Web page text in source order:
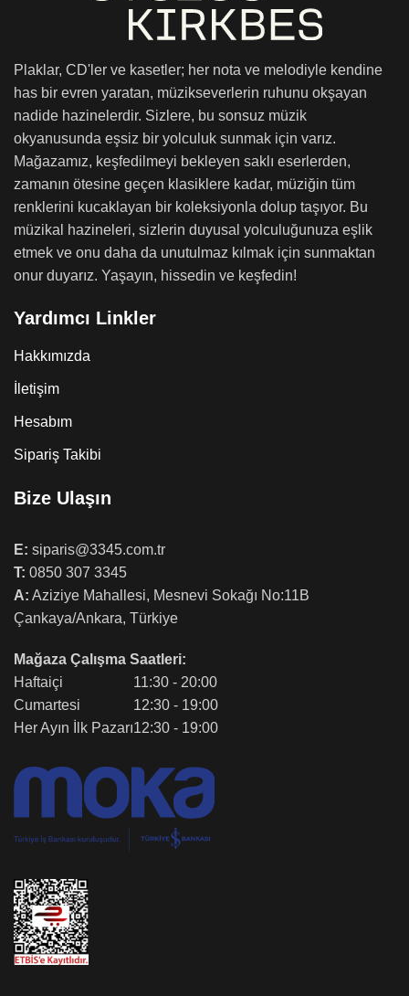
Plaklar, CD'ler ve kasetler; her nota ve melodiyle kendine
has bir evren yaratan, müzikseverlerin ruhunu okşayan
nadide hazinelerdir. Sizlere, bu sonsuz müzik
okyanusunda eşsiz bir yolculuk sunmak için varız.
Mağazamız, keşfedilmeyi bekleyen saklı eserlerden,
zamanın ötesine geçen klasiklere kadar, müziğin tüm
renklerini kucaklayan bir koleksiyonla dolup taşıyor. Bu
müzikal hazineleri, sizlerin duyusal yolculuğunuza eşlik
etmek ve onu daha da unutulmaz kılmak için sunmaktan
onur duyarız. Yaşayın, hissedin ve keşfedin!
Yardımcı Linkler
Hakkımızda
İletişim
Hesabım
Sipariş Takibi
Bize Ulaşın
E: siparis@3345.com.tr
T: 0850 307 3345
A: Aziziye Mahallesi, Mesnevi Sokağı No:11B
Çankaya/Ankara, Türkiye
Mağaza Çalışma Saatleri:
Haftaiçi
Cumartesi
Her Ayın İlk Pazarı
11:30 - 20:00
12:30 - 19:00
12:30 - 19:00